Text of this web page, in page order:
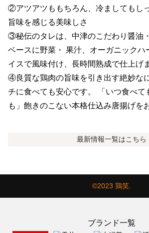
②アツアツももちろん、冷ましてもし
旨味を感じる美味しさ
③秘伝のタレは、中津のこだわり醤油
ベースに野菜・ 果汁、オーガニックハ
イスで風味付け、長時間熟成で仕上げ
④良質な鶏肉の旨味を引き出す絶妙な
チに食べても安心です。 「いつ食べて
も」飽きのこない本格仕込み唐揚げを
最新情報一覧はこちら
©2023 鶏笑.
ブランド一覧